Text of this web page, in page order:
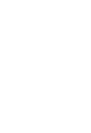
השירות ואמר:
נפרד
כך אנו
לכם הצלחה